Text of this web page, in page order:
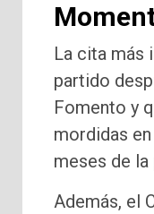
La cita más
partido
Fomento y
mordidas
meses de la
Además, el